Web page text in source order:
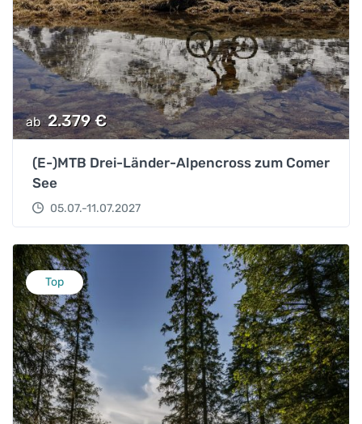
ab 2.379€
(E-)MTB Drei-Länder-Alpencross zum Comer
See
05.07.-11.07.2027
Top